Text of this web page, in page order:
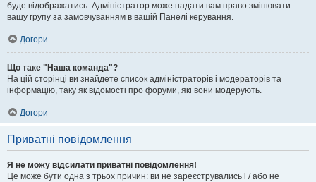
буде відображатись. Адміністратор може надати вам право змінювати
вашу групу за замовчуванням в вашій Панелі керування.
Догори
Що таке "Наша команда"?
На цій сторінці ви знайдете список адміністраторів і модераторів та
інформацію, таку як відомості про форуми, які вони модерують.
Догори
Приватні повідомлення
Я не можу відсилати приватні повідомлення!
Це може бути одна з трьох причин: ви не зареєструвались і / або не